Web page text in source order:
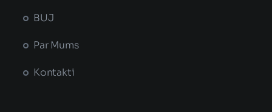
BUJ
Par Mums
Kontakti